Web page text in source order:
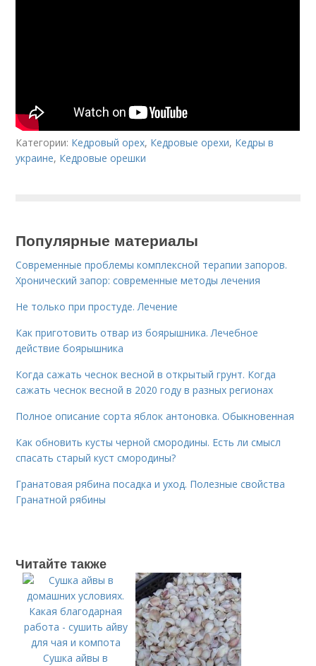
Категории: Кедровый орех, Кедровые орехи, Кедры в
украине, Кедровые орешки
Популярные материалы
Современные проблемы комплексной терапии запоров.
Хронический запор: современные методы лечения
Не только при простуде. Лечение
Как приготовить отвар из боярышника. Лечебное
действие боярышника
Когда сажать чеснок весной в открытый грунт. Когда
сажать чеснок весной в 2020 году в разных регионах
Полное описание сорта яблок антоновка. Обыкновенная
Как обновить кусты черной смородины. Есть ли смысл
спасать старый куст смородины?
Гранатовая рябина посадка и уход. Полезные свойства
Гранатной рябины
Читайте также
Сушка айвы в